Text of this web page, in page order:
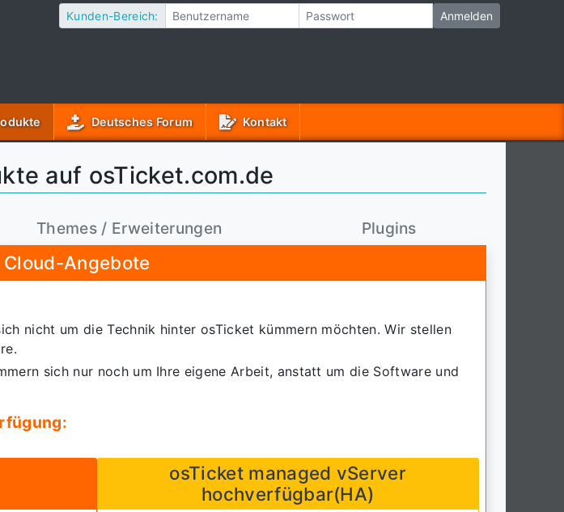
Kunden-Bereich:
(aktuell) Deutsches Forum Kontakt
auf osTicket.com.de
Themes / Erweiterungen Plugins
Angebote
nicht um die Technik hinter osTicket kümmern möchten. Wir stellen
sich nur noch um Ihre eigene Arbeit, anstatt um die Software und
osTicket managed vServer
hochverfügbar(HA)